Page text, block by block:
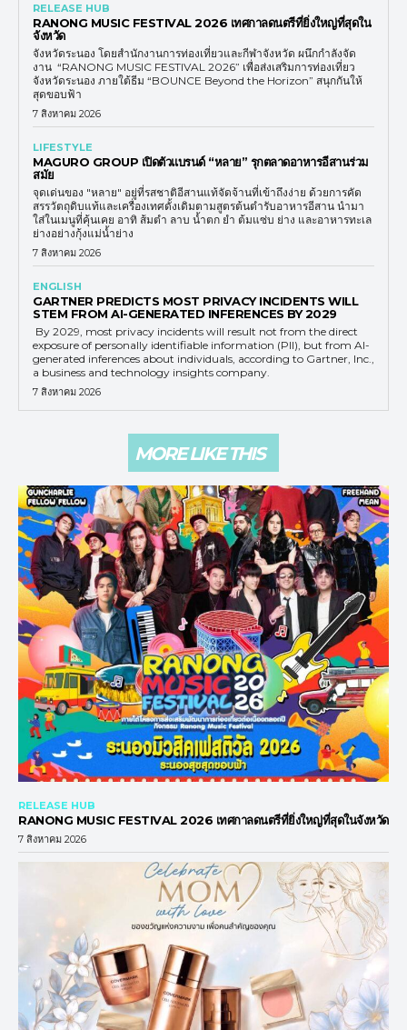
RELEASE HUB
RANONG MUSIC FESTIVAL 2026 เทศกาลดนตรีที่ยิ่งใหญ่ที่สุดใน
จังหวัด
จังหวัดระนอง โดยสำนักงานการท่องเที่ยวและกีฬาจังหวัด ผนึกกำลังจัด
งาน “RANONG MUSIC FESTIVAL 2026” เพื่อส่งเสริมการท่องเที่ยว
จังหวัดระนอง ภายใต้ธีม “BOUNCE Beyond the Horizon” สนุกกันให้
สุดขอบฟ้า
7 สิงหาคม 2026
LIFESTYLE
MAGURO GROUP เปิดตัวแบรนด์ “หลาย” รุกตลาดอาหารอีสานร่วม
สมัย
จุดเด่นของ "หลาย" อยู่ที่รสชาติอีสานแท้จัดจ้านที่เข้าถึงง่าย ด้วยการคัด
สรรวัตถุดิบแท้และเครื่องเทศดั้งเดิมตามสูตรต้นตำรับอาหารอีสาน นำมา
ใส่ในเมนูที่คุ้นเคย อาทิ ส้มตำ ลาบ น้ำตก ยำ ต้มแซ่บ ย่าง และอาหารทะเล
ย่างอย่างกุ้งแม่น้ำย่าง
7 สิงหาคม 2026
ENGLISH
GARTNER PREDICTS MOST PRIVACY INCIDENTS WILL
STEM FROM AI-GENERATED INFERENCES BY 2029
By 2029, most privacy incidents will result not from the direct
exposure of personally identifiable information (PII), but from AI-
generated inferences about individuals, according to Gartner, Inc.,
a business and technology insights company.
7 สิงหาคม 2026
MORE LIKE THIS
RELEASE HUB
RANONG MUSIC FESTIVAL 2026 เทศกาลดนตรีที่ยิ่งใหญ่ที่สุดในจังหวัด
7 สิงหาคม 2026